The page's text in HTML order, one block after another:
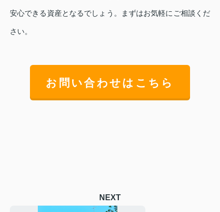
安心できる資産となるでしょう。まずはお気軽にご相談くだ
さい。
お問い合わせはこちら
NEXT